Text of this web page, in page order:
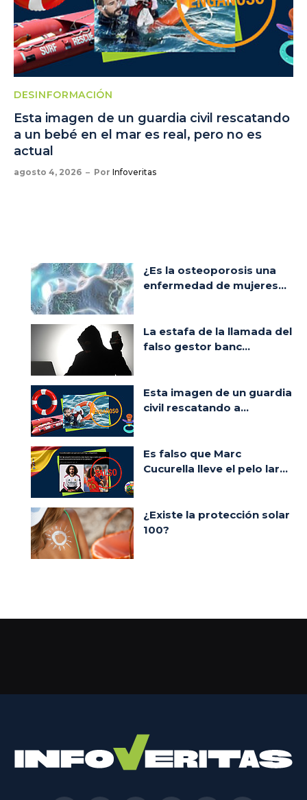
DESINFORMACIÓN
Esta imagen de un guardia civil rescatando
a un bebé en el mar es real, pero no es
actual
agosto 4, 2026 Por Infoveritas
¿Es la osteoporosis una
enfermedad de mujeres...
La estafa de la llamada del
falso gestor banc...
Esta imagen de un guardia
civil rescatando a...
Es falso que Marc
Cucurella lleve el pelo lar...
¿Existe la protección solar
100?